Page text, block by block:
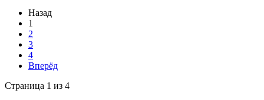
Назад
1
2
3
4
Вперёд
Страница 1 из 4